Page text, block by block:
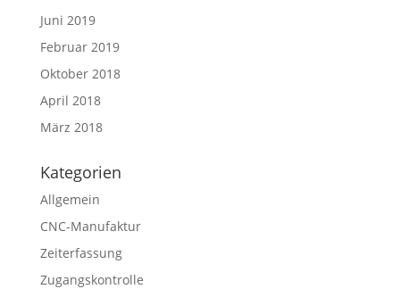
Juni 2019
Februar 2019
Oktober 2018
April 2018
März 2018
Kategorien
Allgemein
CNC-Manufaktur
Zeiterfassung
Zugangskontrolle